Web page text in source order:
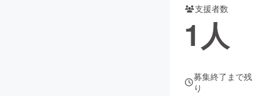
コミュニティ
支援者数
1人
募集終了まで残
り